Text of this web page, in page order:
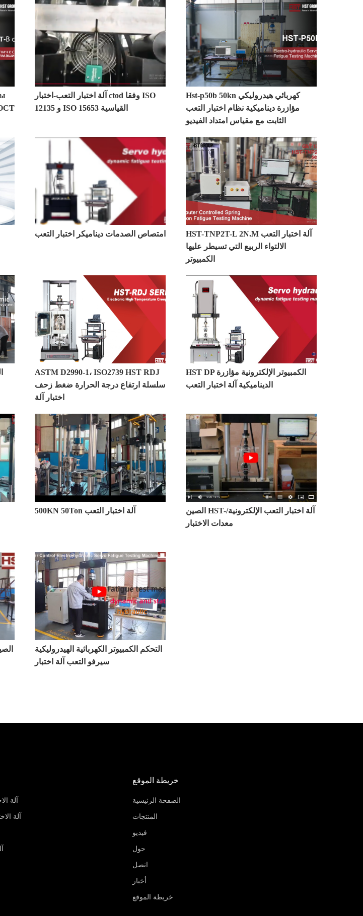
آلة اختبار التعب-اختبار ctod وفقا ISO
12135 و ISO 15653 القياسية
Hst-p50b 50kn كهربائي هيدروليكي
مؤازرة ديناميكية نظام اختبار التعب
الثابت مع مقياس امتداد الفيديو
امتصاص الصدمات ديناميكر اختبار التعب
HST-TNP2T-L 2N.M آلة اختبار التعب
الالتواء الربيع التي تسيطر عليها
الكمبيوتر
ASTM D2990-1، ISO2739 HST RDJ
سلسلة ارتفاع درجة الحرارة ضغط زحف
اختبار آلة
HST DP الكمبيوتر الإلكترونية مؤازرة
الديناميكية آلة اختبار التعب
500KN 50Ton آلة اختبار التعب
الصين HST-آلة اختبار التعب الإلكترونية/
معدات الاختبار
التحكم الكمبيوتر الكهربائية الهيدروليكية
سيرفو التعب آلة اختبار
آلة
آلة
خريطة الموقع
الصفحة الرئيسية
المنتجات
فيديو
حول
اتصل
أخبار
خريطة الموقع